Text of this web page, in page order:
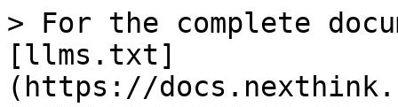
> For the complete
[llms.txt]
(https://